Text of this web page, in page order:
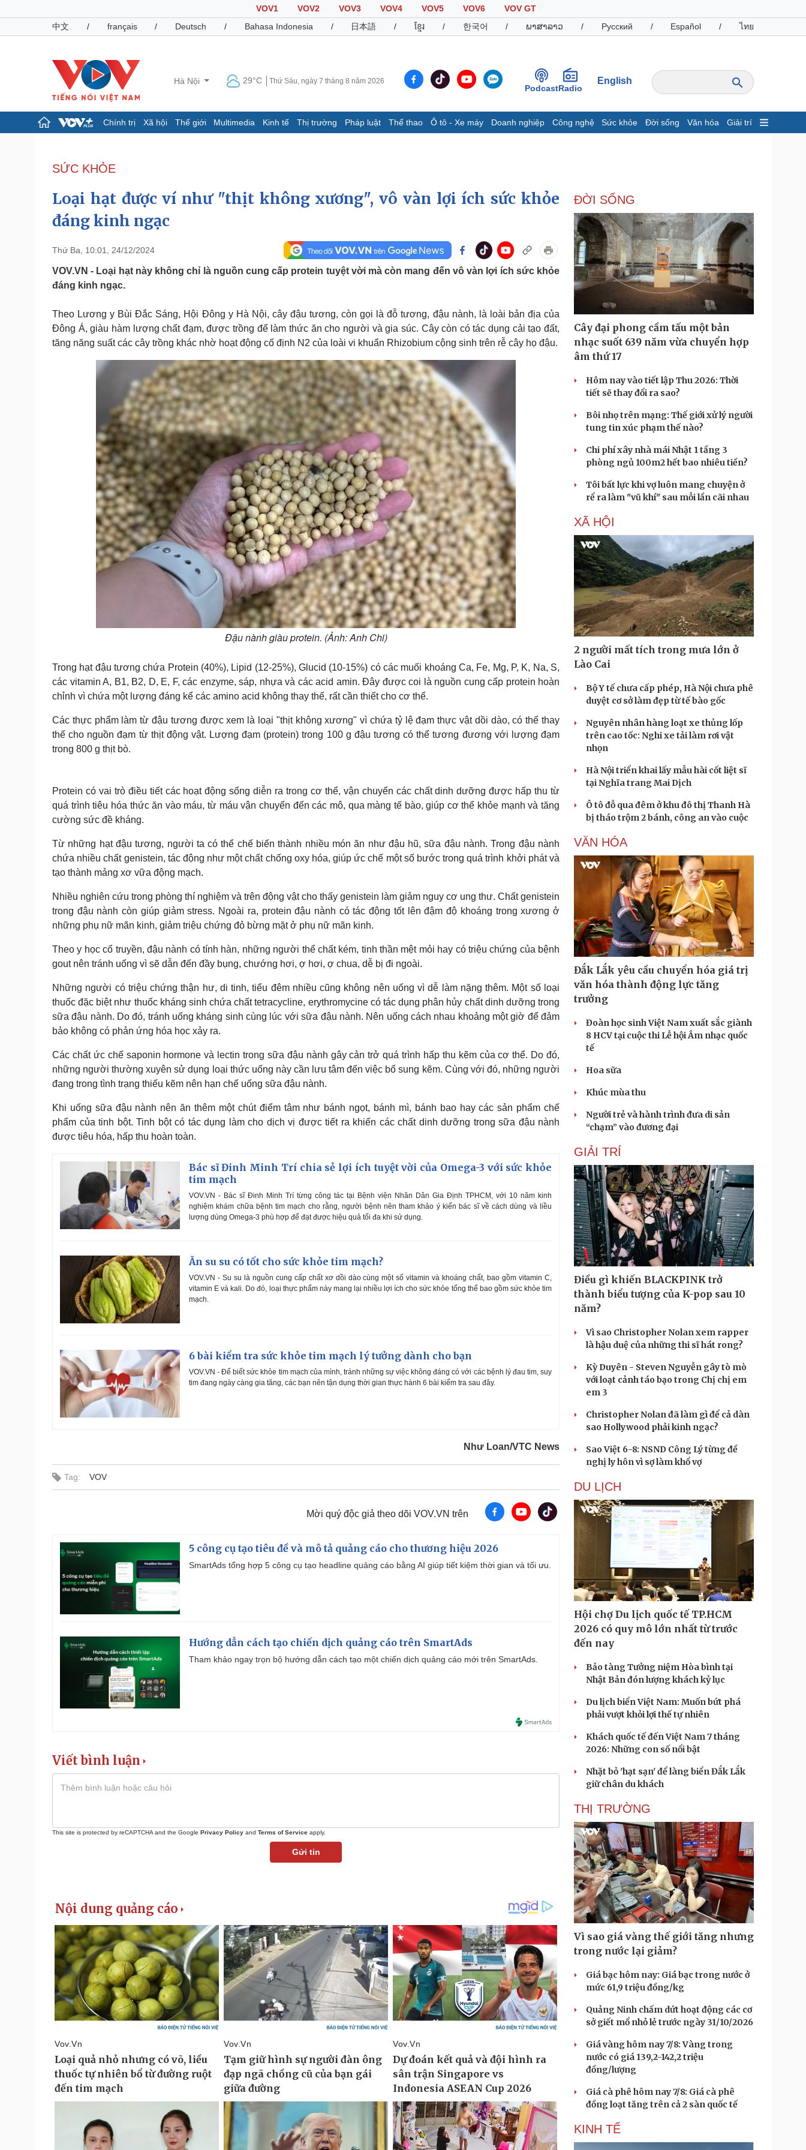
VOV1 VOV2 VOV3 VOV4 VOV5 VOV6
VOV GT
中文
/ français / Deutsch / Bahasa Indonesia / 日本語 / ខ្មែរ / 한국어 / ພາສາລາວ / Русский / Español / ไทย
Hà Nội 29°C Thứ Sáu, ngày 7 tháng 8 năm 2026
PodcastRadio
English
Chính trị Xã hội Thế giới Multimedia Kinh tế Thị trường Pháp luật Thể thao Ô tô - Xe máy Doanh nghiệp Công nghệ Sức khỏe Đời sống Văn hóa Giải trí
Đảng
Tổ chức nhân sự
Nhận diện sự thật
Dấu ấn VOV
Infographic
Giá cà phê
Pháp luật
Tin nóng
Tư vấn luật
Việt Nam
Thể thao
Lịch thi đấu bóng đá
Hậu trường
Ô tô - Xe máy
Xe máy
Doanh nghiệp
Thông tin doanh nghiệp
Doanh nghiệp 24h
Doanh nhân
Công nghệ
Sành điệu
Tin Công nghệ
Trải nghiệm
Chuyển đổi số
Sức khỏe
Dinh dưỡng - món ngon
Sản phụ khoa
Làm đẹp - giảm cân
Phòng mạch online
Ăn sạch sống khỏe
Đời sống
Blog
Tình yêu - Gia đình
Văn hóa
Văn học
Âm nhạc
Di sản
Giải trí
Nghệ sĩ
Thời trang
Sao Việt
Du lịch
Tư vấn
Podcast
Câu chuyện thời sự
Cửa sổ tình yêu
Kể chuyện cho bé
SỨC KHỎE
Loại hạt được ví như "thịt không xương", vô vàn lợi ích sức khỏe
đáng kinh ngạc
Thứ Ba, 10:01, 24/12/2024
VOV.VN - Loại hạt này không chỉ là nguồn cung cấp protein tuyệt vời mà còn mang đến vô vàn lợi ích sức khỏe
đáng kinh ngạc.
Theo Lương y Bùi Đắc Sáng, Hội Đông y Hà Nội, cây đậu tương, còn gọi là đỗ tương, đậu nành, là loài bản địa của
Đông Á, giàu hàm lượng chất đạm, được trồng để làm thức ăn cho người và gia súc. Cây còn có tác dụng cải tạo đất,
tăng năng suất các cây trồng khác nhờ hoạt động cố định N2 của loài vi khuẩn Rhizobium cộng sinh trên rễ cây họ đậu.
Đậu nành giàu protein. (Ảnh: Anh Chi)
Trong hạt đậu tương chứa Protein (40%), Lipid (12-25%), Glucid (10-15%) có các muối khoáng Ca, Fe, Mg, P, K, Na, S,
các vitamin A, B1, B2, D, E, F, các enzyme, sáp, nhựa và các acid amin. Đây được coi là nguồn cung cấp protein hoàn
chỉnh vì chứa một lượng đáng kể các amino acid không thay thế, rất cần thiết cho cơ thể.
Các thực phẩm làm từ đậu tương được xem là loại "thịt không xương" vì chứa tỷ lệ đạm thực vật dồi dào, có thể thay
thế cho nguồn đạm từ thịt động vật. Lượng đạm (protein) trong 100 g đậu tương có thể tương đương với lượng đạm
trong 800 g thịt bò.
Protein có vai trò điều tiết các hoạt động sống diễn ra trong cơ thể, vận chuyển các chất dinh dưỡng được hấp thu từ
quá trình tiêu hóa thức ăn vào máu, từ máu vận chuyển đến các mô, qua màng tế bào, giúp cơ thể khỏe mạnh và tăng
cường sức đề kháng.
Từ những hạt đậu tương, người ta có thể chế biến thành nhiều món ăn như đậu hũ, sữa đậu nành. Trong đậu nành
chứa nhiều chất genistein, tác động như một chất chống oxy hóa, giúp ức chế một số bước trong quá trình khởi phát và
tạo thành mảng xơ vữa động mạch.
Nhiều nghiên cứu trong phòng thí nghiệm và trên động vật cho thấy genistein làm giảm nguy cơ ung thư. Chất genistein
trong đậu nành còn giúp giảm stress. Ngoài ra, protein đậu nành có tác động tốt lên đậm độ khoáng trong xương ở
những phụ nữ mãn kinh, giảm triệu chứng đỏ bừng mặt ở phụ nữ mãn kinh.
Theo y học cổ truyền, đậu nành có tính hàn, những người thể chất kém, tinh thần mệt mỏi hay có triệu chứng của bệnh
gout nên tránh uống vì sẽ dẫn đến đầy bụng, chướng hơi, ợ hơi, ợ chua, dễ bị đi ngoài.
Những người có triệu chứng thận hư, di tinh, tiểu đêm nhiều cũng không nên uống vì dễ làm nặng thêm. Một số loại
thuốc đặc biệt như thuốc kháng sinh chứa chất tetracycline, erythromycine có tác dụng phân hủy chất dinh dưỡng trong
sữa đậu nành. Do đó, tránh uống kháng sinh cùng lúc với sữa đậu nành. Nên uống cách nhau khoảng một giờ để đảm
bảo không có phản ứng hóa học xảy ra.
Các chất ức chế saponin hormone và lectin trong sữa đậu nành gây cản trở quá trình hấp thu kẽm của cơ thể. Do đó,
những người thường xuyên sử dụng loại thức uống này cần lưu tâm đến việc bổ sung kẽm. Cùng với đó, những người
đang trong tình trạng thiếu kẽm nên hạn chế uống sữa đậu nành.
Khi uống sữa đậu nành nên ăn thêm một chút điểm tâm như bánh ngọt, bánh mì, bánh bao hay các sản phẩm chế
phẩm của tinh bột. Tinh bột có tác dụng làm cho dịch vị được tiết ra khiến các chất dinh dưỡng trong sữa đậu nành
được tiêu hóa, hấp thu hoàn toàn.
Bác sĩ Đinh Minh Trí chia sẻ lợi ích tuyệt vời của Omega-3 với sức khỏe
tim mạch
VOV.VN - Bác sĩ Đinh Minh Trí từng công tác tại Bệnh viện Nhân Dân Gia Định TPHCM, với 10 năm kinh
nghiệm khám chữa bệnh tim mạch cho rằng, người bệnh nên tham khảo ý kiến bác sĩ về cách dùng và liều
lượng dùng Omega-3 phù hợp để đạt được hiệu quả tối đa khi sử dụng.
Ăn su su có tốt cho sức khỏe tim mạch?
VOV.VN - Su su là nguồn cung cấp chất xơ dồi dào cùng một số vitamin và khoáng chất, bao gồm vitamin C,
vitamin E và kali. Do đó, loại thực phẩm này mang lại nhiều lợi ích cho sức khỏe tổng thể bao gồm sức khỏe tim
mạch.
6 bài kiểm tra sức khỏe tim mạch lý tưởng dành cho bạn
VOV.VN - Để biết sức khỏe tim mạch của mình, tránh những sự việc không đáng có với các bệnh lý đau tim, suy
tim đang ngày càng gia tăng, các bạn nên tận dụng thời gian thực hành 6 bài kiểm tra sau đây.
Như Loan/VTC News
Tag: VOV
Mời quý độc giả theo dõi VOV.VN trên
5 công cụ tạo tiêu đề và mô tả quảng cáo cho thương hiệu 2026
SmartAds tổng hợp 5 công cụ tạo headline quảng cáo bằng AI giúp tiết kiệm thời gian và tối ưu.
Hướng dẫn cách tạo chiến dịch quảng cáo trên SmartAds
Tham khảo ngay trọn bộ hướng dẫn cách tạo một chiến dịch quảng cáo mới trên SmartAds.
Viết bình luận
This site is protected by reCAPTCHA and the Google Privacy Policy and Terms of Service apply.
Gửi tin
ĐỜI SỐNG
Cây đại phong cầm tấu một bản
nhạc suốt 639 năm vừa chuyển hợp
âm thứ 17
Hôm nay vào tiết lập Thu 2026: Thời
tiết sẽ thay đổi ra sao?
Bôi nhọ trên mạng: Thế giới xử lý người
tung tin xúc phạm thế nào?
Chi phí xây nhà mái Nhật 1 tầng 3
phòng ngủ 100m2 hết bao nhiêu tiền?
Tôi bất lực khi vợ luôn mang chuyện ở
rể ra làm "vũ khí" sau mỗi lần cãi nhau
XÃ HỘI
2 người mất tích trong mưa lớn ở
Lào Cai
Bộ Y tế chưa cấp phép, Hà Nội chưa phê
duyệt cơ sở làm đẹp từ tế bào gốc
Nguyên nhân hàng loạt xe thủng lốp
trên cao tốc: Nghi xe tải làm rơi vật
nhọn
Hà Nội triển khai lấy mẫu hài cốt liệt sĩ
tại Nghĩa trang Mai Dịch
Ô tô đỗ qua đêm ở khu đô thị Thanh Hà
bị tháo trộm 2 bánh, công an vào cuộc
VĂN HÓA
Đắk Lắk yêu cầu chuyển hóa giá trị
văn hóa thành động lực tăng
trưởng
Đoàn học sinh Việt Nam xuất sắc giành
8 HCV tại cuộc thi Lễ hội Âm nhạc quốc
tế
Hoa sữa
Khúc mùa thu
Người trẻ và hành trình đưa di sản
“chạm” vào đương đại
GIẢI TRÍ
Điều gì khiến BLACKPINK trở
thành biểu tượng của K-pop sau 10
năm?
Vì sao Christopher Nolan xem rapper
là hậu duệ của những thi sĩ hát rong?
Kỳ Duyên - Steven Nguyễn gây tò mò
với loạt cảnh táo bạo trong Chị chị em
em 3
Christopher Nolan đã làm gì để cả dàn
sao Hollywood phải kinh ngạc?
Sao Việt 6-8: NSND Công Lý từng đề
nghị ly hôn vì sợ làm khổ vợ
DU LỊCH
Hội chợ Du lịch quốc tế TP.HCM
2026 có quy mô lớn nhất từ trước
đến nay
Bảo tàng Tưởng niệm Hòa bình tại
Nhật Bản đón lượng khách kỷ lục
Du lịch biển Việt Nam: Muốn bứt phá
phải vượt khỏi lợi thế tự nhiên
Khách quốc tế đến Việt Nam 7 tháng
2026: Những con số nổi bật
Nhặt bỏ 'hạt sạn' để làng biển Đắk Lắk
giữ chân du khách
THỊ TRƯỜNG
Vì sao giá vàng thế giới tăng nhưng
trong nước lại giảm?
Giá bạc hôm nay: Giá bạc trong nước ở
mức 61,9 triệu đồng/kg
Quảng Ninh chấm dứt hoạt động các cơ
sở giết mổ nhỏ lẻ trước ngày 31/10/2026
Giá vàng hôm nay 7/8: Vàng trong
nước có giá 139,2-142,2 triệu
đồng/lượng
Giá cà phê hôm nay 7/8: Giá cà phê
đồng loạt tăng trên cả 2 sàn quốc tế
KINH TẾ